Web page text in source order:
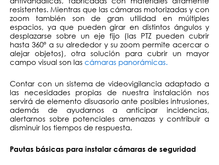
resistentes. Mientras que las cámaras motorizadas y con
zoom también son de gran utilidad en múltiples
espacios, ya que pueden girar en distintos ángulos y
desplazarse sobre un eje fijo (las PTZ pueden cubrir
hasta 360º a su alrededor y su zoom permite acercar o
alejar objetos), otra solución para cubrir un mayor
campo visual son las cámaras panorámicas.
Contar con un sistema de videovigilancia adaptado a
las necesidades propias de nuestra instalación nos
servirá de elemento disuasorio ante posibles intrusiones,
además de ayudarnos a anticipar incidencias,
alertarnos sobre potenciales amenazas y contribuir a
disminuir los tiempos de respuesta.
Pautas básicas para instalar cámaras de seguridad